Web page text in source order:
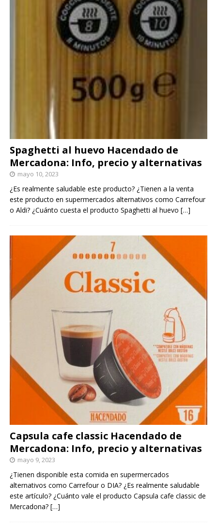
Spaghetti al huevo Hacendado de
Mercadona: Info, precio y alternativas
mayo 10, 2023
¿Es realmente saludable este producto? ¿Tienen a la venta
este producto en supermercados alternativos como Carrefour
o Aldi? ¿Cuánto cuesta el producto Spaghetti al huevo […]
Capsula cafe classic Hacendado de
Mercadona: Info, precio y alternativas
mayo 9, 2023
¿Tienen disponible esta comida en supermercados
alternativos como Carrefour o DIA? ¿Es realmente saludable
este artículo? ¿Cuánto vale el producto Capsula cafe classic de
Mercadona? […]